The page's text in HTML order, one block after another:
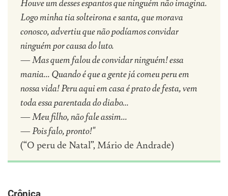
Logo minha tia solteirona e santa, que morava
conosco, advertiu que não podíamos convidar
ninguém por causa do luto.
— Mas quem falou de convidar ninguém! essa
mania... Quando é que a gente já comeu peru em
nossa vida! Peru aqui em casa é prato de festa, vem
toda essa parentada do diabo...
— Meu filho, não fale assim...
— Pois falo, pronto!"
(“O peru de Natal”, Mário de Andrade)